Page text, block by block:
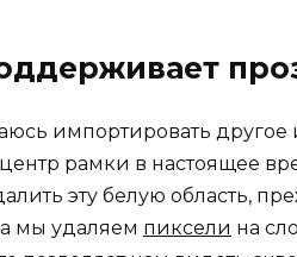
импортировать другое
рамки в настоящее
эту белую область,
мы удаляем пиксели на